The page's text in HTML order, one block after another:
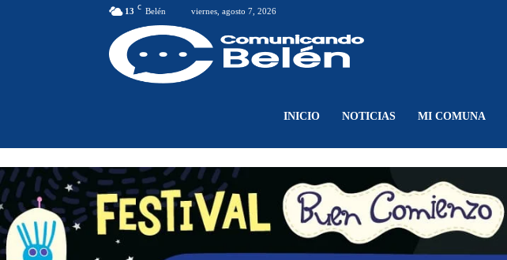
13 C Belén viernes, agosto 7, 2026
Belén
INICIO NOTICIAS MI COMUNA